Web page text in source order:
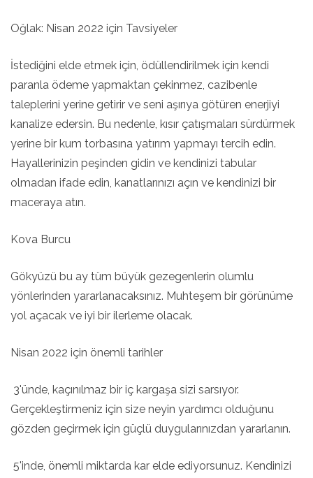
Oğlak: Nisan 2022 için Tavsiyeler
İstediğini elde etmek için, ödüllendirilmek için kendi
paranla ödeme yapmaktan çekinmez, cazibenle
taleplerini yerine getirir ve seni aşırıya götüren enerjiyi
kanalize edersin. Bu nedenle, kısır çatışmaları sürdürmek
yerine bir kum torbasına yatırım yapmayı tercih edin.
Hayallerinizin peşinden gidin ve kendinizi tabular
olmadan ifade edin, kanatlarınızı açın ve kendinizi bir
maceraya atın.
Kova Burcu
Gökyüzü bu ay tüm büyük gezegenlerin olumlu
yönlerinden yararlanacaksınız. Muhteşem bir görünüme
yol açacak ve iyi bir ilerleme olacak.
Nisan 2022 için önemli tarihler
3'ünde, kaçınılmaz bir iç kargaşa sizi sarsıyor.
Gerçekleştirmeniz için size neyin yardımcı olduğunu
gözden geçirmek için güçlü duygularınızdan yararlanın.
5'inde, önemli miktarda kar elde ediyorsunuz. Kendinizi